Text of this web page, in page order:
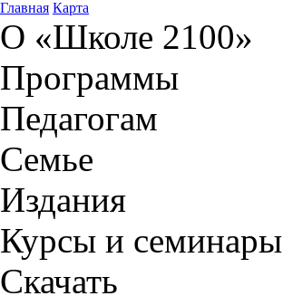
Главная Карта
О «Школе 2100»
Программы
Педагогам
Семье
Издания
Курсы и семинары
Скачать